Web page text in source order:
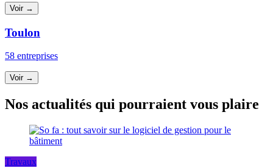
Voir →
Toulon
58 entreprises
Voir →
Nos actualités qui pourraient vous plaire
Travaux